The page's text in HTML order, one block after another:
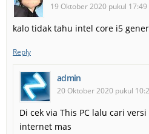
19 Oktober 2020 pukul 17:49
kalo tidak tahu intel core i5
Reply
admin
20 Oktober 2020 pukul
Di cek via This PC lalu cari
internet mas